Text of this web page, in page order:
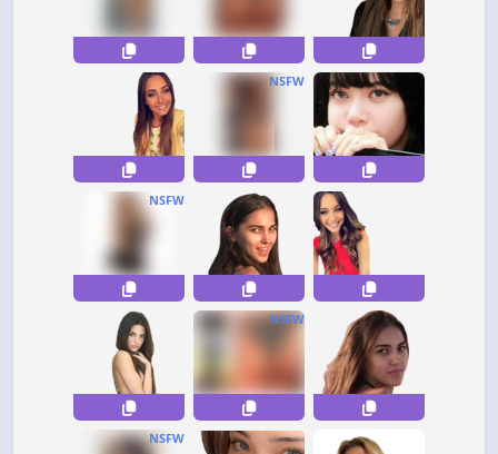
NSFW
NSFW
NSFW
NSFW